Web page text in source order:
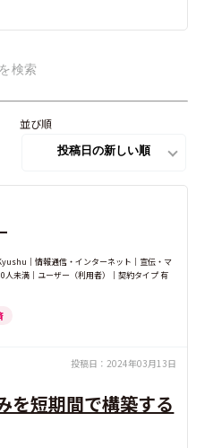
並び順
｜情報通信・インターネット｜宣伝・マ
人未満｜ユーザー（利用者）｜契約タイプ 有
投稿日： 2024年03月13日
を短期間で構築する